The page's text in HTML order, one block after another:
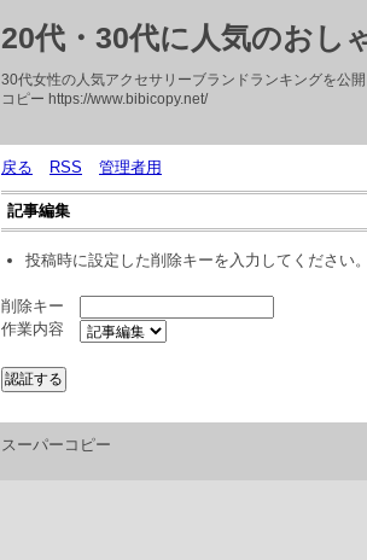
20代・30代に人気のおし
30代女性の人気アクセサリーブランドランキングを公
コピー https://www.bibicopy.net/
戻る RSS 管理者用
記事編集
投稿時に設定した削除キーを入力してください
削除キー
作業内容
スーパーコピー